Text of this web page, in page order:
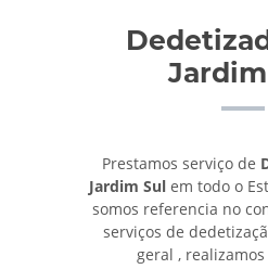
Prestamos serviço de
Jardim Sul em todo o
somos referencia no
serviços de
geral ,